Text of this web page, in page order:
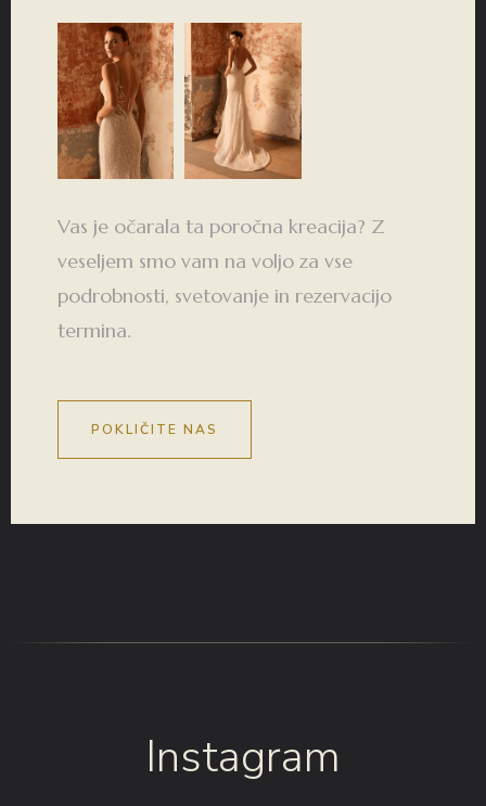
Vas je očarala ta poročna kreacija? Z
veseljem smo vam na voljo za vse
podrobnosti, svetovanje in rezervacijo
termina.
POKLIČITE NAS
Instagram